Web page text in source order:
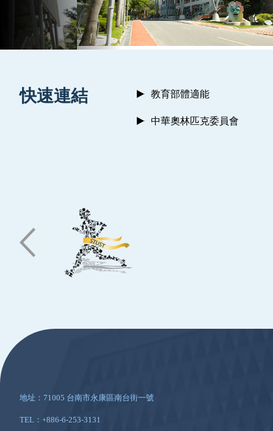
快速連結 教育部體適能
中華奧林匹克委員會
地址：71005 台南市永康區南台街一號
TEL：+886-6-253-3131